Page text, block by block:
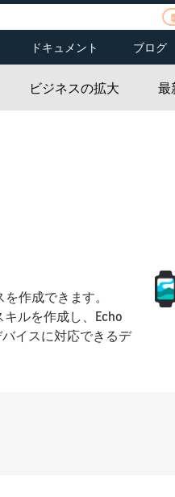
ご応募
皆様のお話をお聞か
せください
ドキュメント
ブログ
ビジネスの拡大 最
作成できます。
ルを作成し、Echo
バイスに対応できるデ